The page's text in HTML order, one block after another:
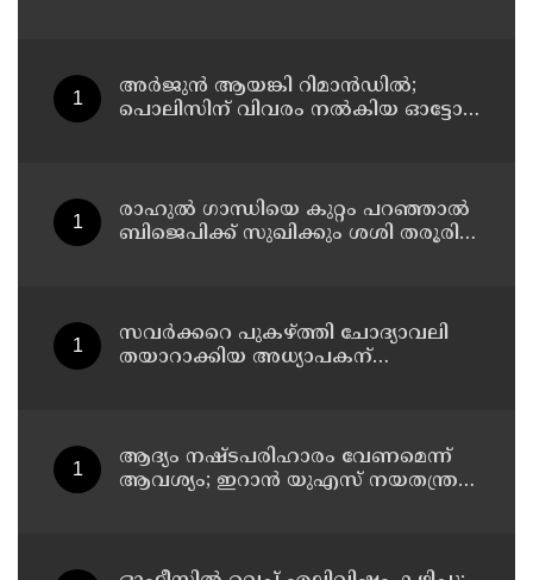
അര്‍ജുന്‍ ആയങ്കി റിമാന്‍ഡില്‍;
പൊലിസിന് വിവരം നൽകിയ ഓട്ടോ
രാഹുല്‍ ഗാന്ധിയെ കുറ്റം പറഞ്ഞാല്‍
ബിജെപിക്ക് സുഖിക്കും ശശി തരൂരിന്
സവര്‍ക്കറെ പുകഴ്ത്തി ചോദ്യാവലി
തയാറാക്കിയ അധ്യാപകന്
ആദ്യം നഷ്ടപരിഹാരം വേണമെന്ന്
ആവശ്യം; ഇറാന്‍ യുഎസ് നയതന്ത്ര